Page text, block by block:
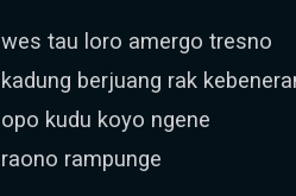
wes tau loro amergo tresno
kadung berjuang rak
opo kudu koyo ngene
raono rampunge